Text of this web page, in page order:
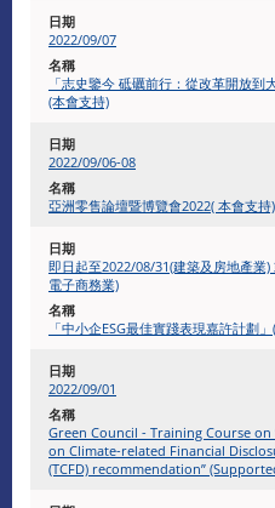
2022/09/07
「志史鑒今 砥礪前行：從改革開放
(本會支持)
2022/09/06-08
亞洲零售論壇暨博覽會2022( 本會支持)
即日起至2022/08/31(建築及房地產業
電子商務業)
「中小企ESG最佳實踐表現嘉許計劃
2022/09/01
Green Council - Training Course on
on Climate-related Financial
(TCFD) recommendation”